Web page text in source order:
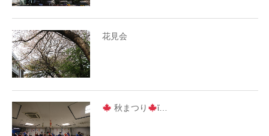
花見会
秋まつり ἴ…